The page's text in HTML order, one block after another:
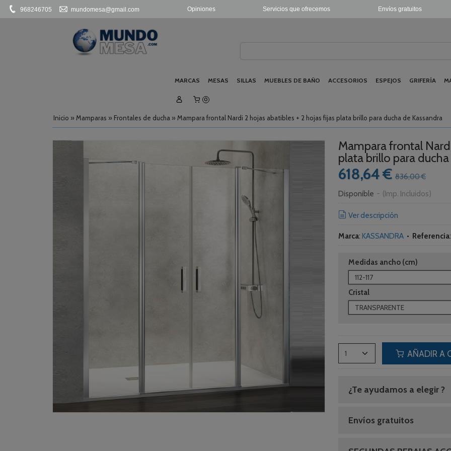
Envíos gratuitos
Servicios que ofrecemos
Opiniones
968246705 mundomesa@gmail.com
MARCAS MESAS SILLAS MUEBLES DE BAÑO ACCESORIOS ESPEJOS GRIFERÍA
0
Inicio » Mamparas » Frontales de ducha » Mampara frontal Nardi 2 hojas abatibles + 2 hojas fijas plata brillo para ducha de Kassandra
Mampara frontal
plata brillo para
618,64 € 836,00 €
Disponible - (Imp. Incluidos)
Ver descripción
Marca: KASSANDRA • Referencia
Medidas ancho (cm)
Cristal
AÑADIR A
¿Te ayudamos a elegir ?
Envíos gratuitos